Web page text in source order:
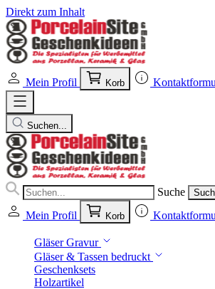
Direkt zum Inhalt
Mein Profil Korb
Suchen...
Suche
Mein Profil Korb
Gläser Gravur
Gläser & Tassen bedruckt
Geschenksets
Holzartikel